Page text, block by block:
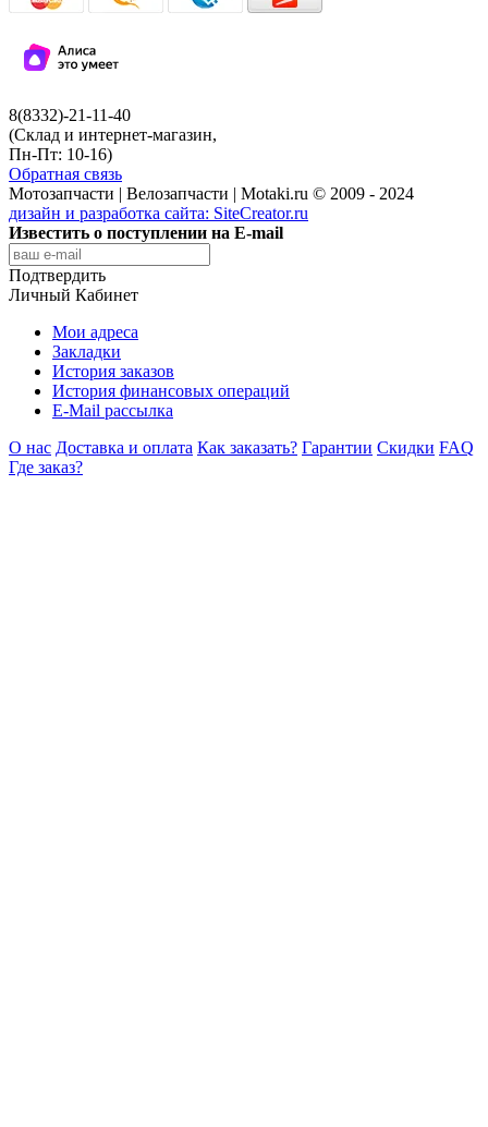
8(8332)-21-11-40
(Склад и интернет-магазин,
Пн-Пт: 10-16)
Обратная связь
Мотозапчасти | Велозапчасти | Motaki.ru © 2009 - 2024
дизайн и разработка сайта: SiteCreator.ru
Известить о поступлении на E-mail
Подтвердить
Личный Кабинет
Мои адреса
Закладки
История заказов
История финансовых операций
E-Mail рассылка
О нас Доставка и оплата Как заказать? Гарантии Скидки FAQ
Где заказ?